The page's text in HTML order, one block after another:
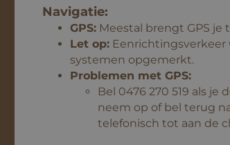
Navigatie:
GPS:Meestal brengt GPS je
Let op:Eenrichtingsverkeer
systemen opgemerkt.
Problemen met GPS:
Bel 0476 270 519 als
neem op of bel terug
telefonisch tot aan de